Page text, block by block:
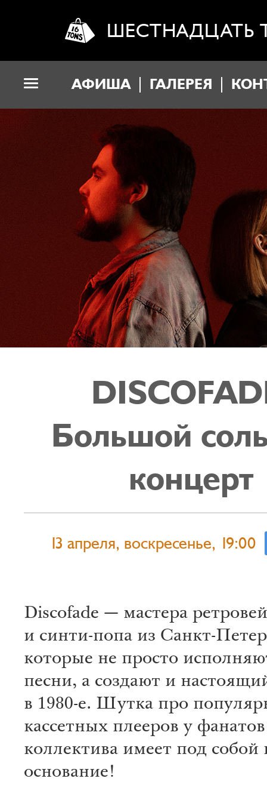
ШЕСТНАДЦАТЬ
АФИША ГАЛЕРЕЯ
Большой
концерт
13 апреля, воскресенье, 19:00
Discofade — мастера
и синти-попа из Санкт-
которые не просто
песни, а создают и
в 1980-е. Шутка про
кассетных плееров у фанатов
коллектива имеет под собой
основание!